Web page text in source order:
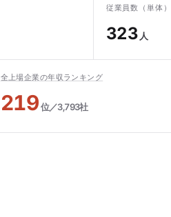
従業員数（単体）
323 人
全上場企業の年収ランキング
219位／3,793社